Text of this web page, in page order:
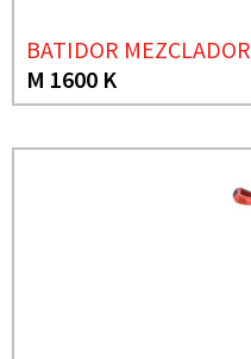
BATIDOR MEZCLADOR
M 1600 K